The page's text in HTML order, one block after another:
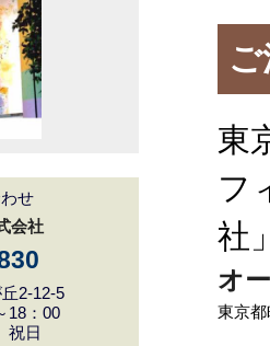
せ
会社
2-12-5
18：00
祝日
東
フ
社
オ
東京